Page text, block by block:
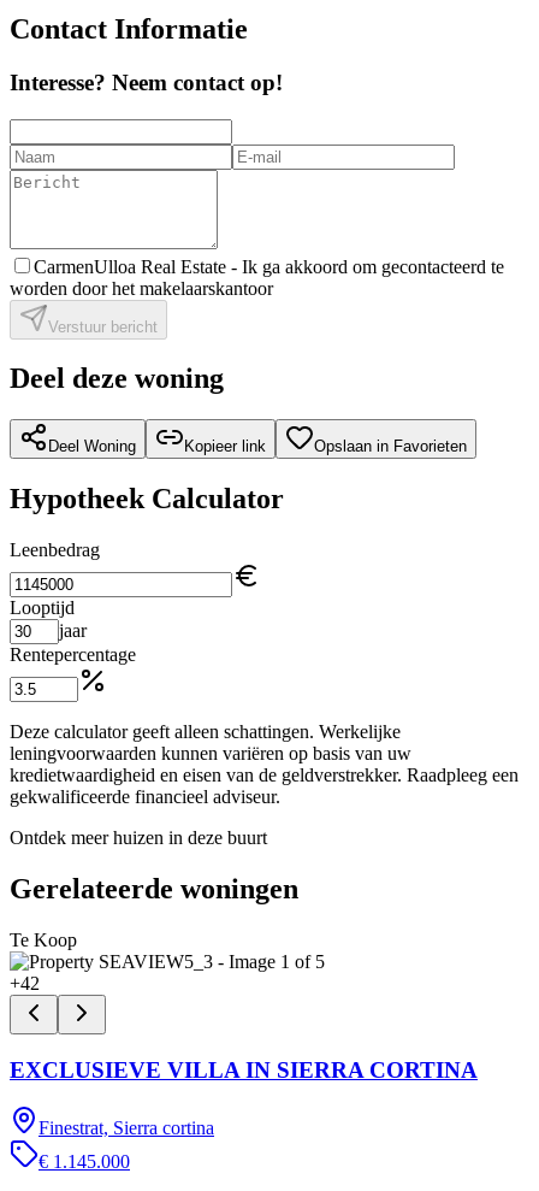
Contact Informatie
Interesse? Neem contact op!
CarmenUlloa Real Estate - Ik ga akkoord om gecontacteerd te
worden door het makelaarskantoor
Verstuur bericht
Deel deze woning
Deel Woning Kopieer link Opslaan in Favorieten
Hypotheek Calculator
Leenbedrag
Looptijd
jaar
Rentepercentage
Deze calculator geeft alleen schattingen. Werkelijke
leningvoorwaarden kunnen variëren op basis van uw
kredietwaardigheid en eisen van de geldverstrekker. Raadpleeg een
gekwalificeerde financieel adviseur.
Ontdek meer huizen in deze buurt
Gerelateerde woningen
Te Koop
+42
EXCLUSIEVE VILLA IN SIERRA CORTINA
Finestrat, Sierra cortina
€ 1.145.000